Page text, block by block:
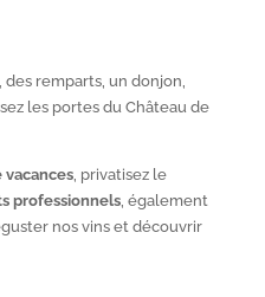
des remparts, un donjon,
les portes du Château de
vacances, privatisez le
professionnels, également
nos vins et découvrir